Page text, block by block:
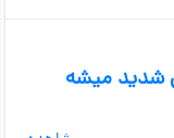
شدید میشه